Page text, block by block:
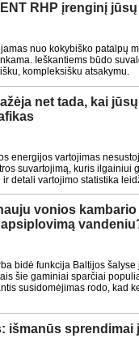
RHP įrenginį
nuo kokybiško patalpų
Ieškantiems būdo
kompleksišku atsakymu.
net tada, kai
energijos vartojimas
suvartojimą, kuris ilgainiui
detali vartojimo statistika
vonios
bidė funkcija Baltijos
šie gaminiai sparčiai
susidomėjimas rodo, kad
išmanūs